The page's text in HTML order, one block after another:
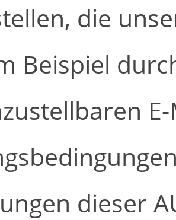
die
Beispiel
dieser